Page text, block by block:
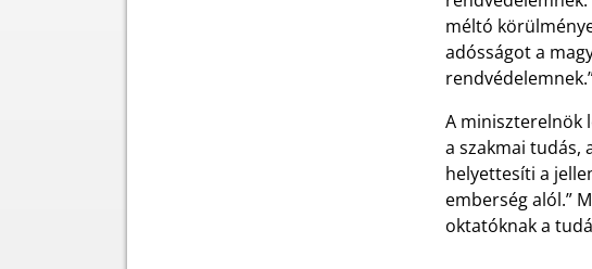
méltó
adósságot a
A miniszterelnök
a szakmai tudás,
helyettesíti a
emberség alól.”
oktatóknak a